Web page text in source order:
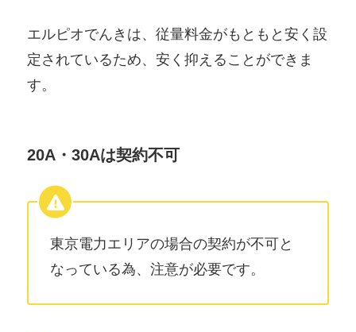
エルピオでんきは、従量料金がもともと安く設
定されているため、安く抑えることができま
す。
20A・30Aは契約不可
東京電力エリアの場合の契約が不可と
なっている為、注意が必要です。